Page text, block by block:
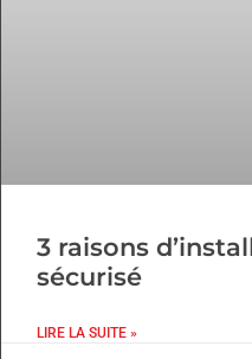
3 raisons
sécurisé
LIRE LA SUITE »